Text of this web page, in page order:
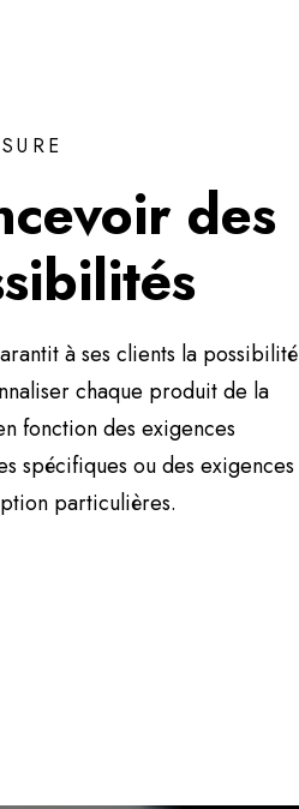
des
à ses clients la possibilité
chaque produit de la
fonction des exigences
spécifiques ou des exigences
particulières.